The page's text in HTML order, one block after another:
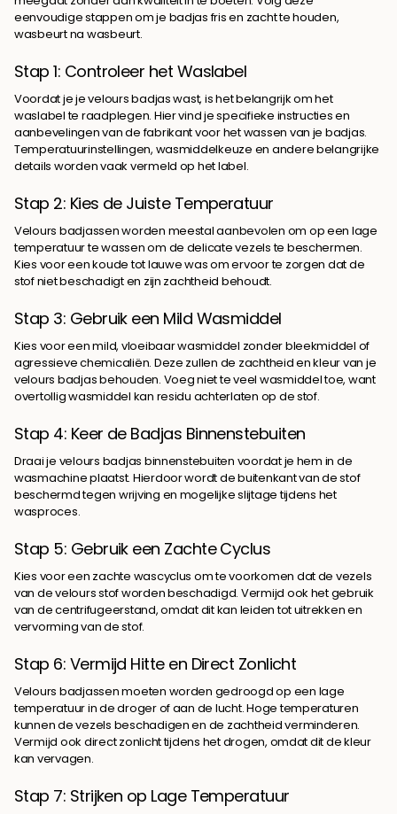
eenvoudige stappen om je badjas fris en zacht te houden,
wasbeurt na wasbeurt.
Stap 1: Controleer het Waslabel
Voordat je je velours badjas wast, is het belangrijk om het
waslabel te raadplegen. Hier vind je specifieke instructies en
aanbevelingen van de fabrikant voor het wassen van je badjas.
Temperatuurinstellingen, wasmiddelkeuze en andere belangrijke
details worden vaak vermeld op het label.
Stap 2: Kies de Juiste Temperatuur
Velours badjassen worden meestal aanbevolen om op een lage
temperatuur te wassen om de delicate vezels te beschermen.
Kies voor een koude tot lauwe was om ervoor te zorgen dat de
stof niet beschadigt en zijn zachtheid behoudt.
Stap 3: Gebruik een Mild Wasmiddel
Kies voor een mild, vloeibaar wasmiddel zonder bleekmiddel of
agressieve chemicaliën. Deze zullen de zachtheid en kleur van je
velours badjas behouden. Voeg niet te veel wasmiddel toe, want
overtollig wasmiddel kan residu achterlaten op de stof.
Stap 4: Keer de Badjas Binnenstebuiten
Draai je velours badjas binnenstebuiten voordat je hem in de
wasmachine plaatst. Hierdoor wordt de buitenkant van de stof
beschermd tegen wrijving en mogelijke slijtage tijdens het
wasproces.
Stap 5: Gebruik een Zachte Cyclus
Kies voor een zachte wascyclus om te voorkomen dat de vezels
van de velours stof worden beschadigd. Vermijd ook het gebruik
van de centrifugeerstand, omdat dit kan leiden tot uitrekken en
vervorming van de stof.
Stap 6: Vermijd Hitte en Direct Zonlicht
Velours badjassen moeten worden gedroogd op een lage
temperatuur in de droger of aan de lucht. Hoge temperaturen
kunnen de vezels beschadigen en de zachtheid verminderen.
Vermijd ook direct zonlicht tijdens het drogen, omdat dit de kleur
kan vervagen.
Stap 7: Strijken op Lage Temperatuur